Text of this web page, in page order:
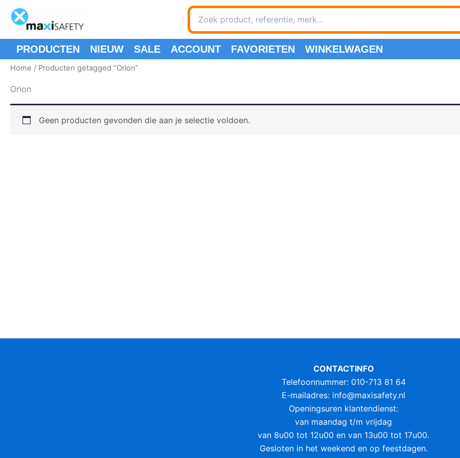
naar
inhoud
Zoeken
naar:
PRODUCTEN NIEUW SALE ACCOUNT FAVORIETEN WINKELWAGEN
Home / Producten getagged “Orion”
Orion
Geen producten gevonden die aan je selectie voldoen.
CONTACTINFO
Telefoonnummer: 010-713 81 64
E-mailadres: info@maxisafety.nl
Openingsuren klantendienst:
van maandag t/m vrijdag
van 8u00 tot 12u00 en van 13u00 tot 17u00.
Gesloten in het weekend en op feestdagen.